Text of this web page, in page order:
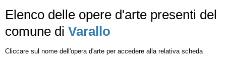
Elenco delle opere d'arte presenti del
comune di Varallo
Cliccare sul nome dell'opera d'arte per accedere alla relativa scheda